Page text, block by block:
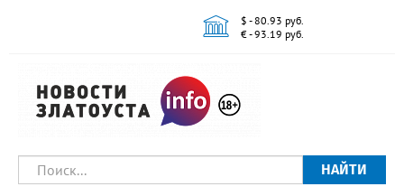
$ - 80.93 руб.
€ - 93.19 руб.
НАЙТИ